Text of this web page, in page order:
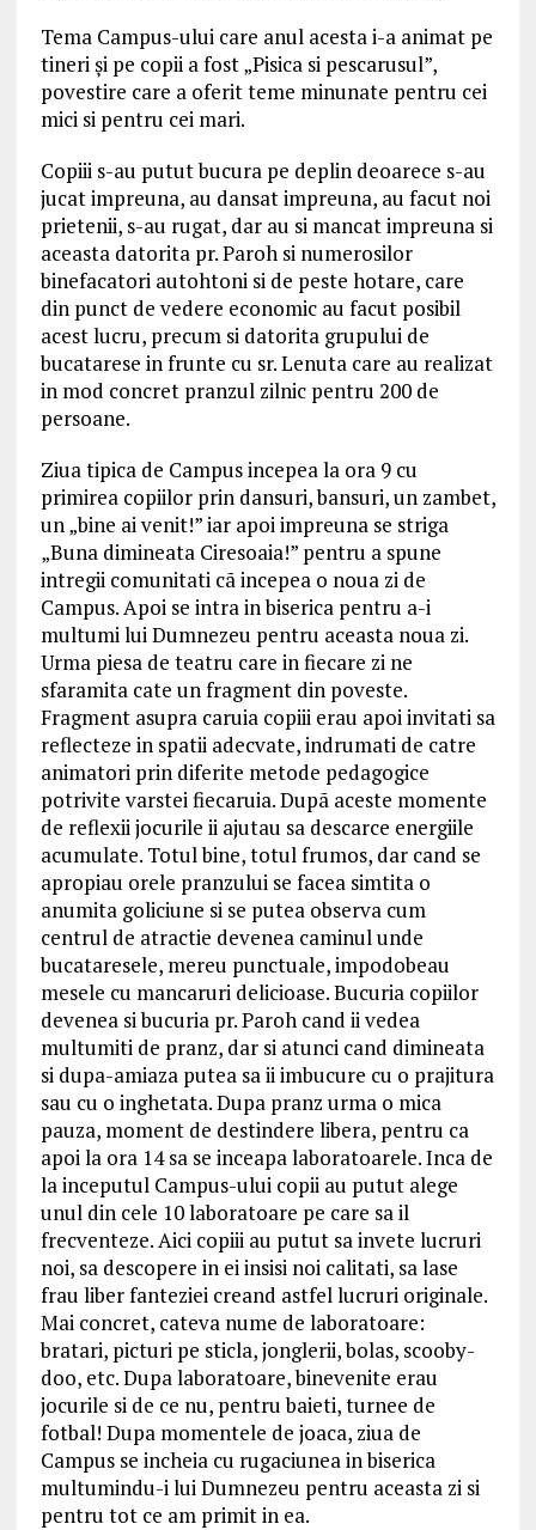
Tema Campus-ului care anul acesta i-a animat pe
tineri și pe copii a fost „Pisica si pescarusul”,
povestire care a oferit teme minunate pentru cei
mici si pentru cei mari.
Copiii s-au putut bucura pe deplin deoarece s-au
jucat impreuna, au dansat impreuna, au facut noi
prietenii, s-au rugat, dar au si mancat impreuna si
aceasta datorita pr. Paroh si numerosilor
binefacatori autohtoni si de peste hotare, care
din punct de vedere economic au facut posibil
acest lucru, precum si datorita grupului de
bucatarese in frunte cu sr. Lenuta care au realizat
in mod concret pranzul zilnic pentru 200 de
persoane.
Ziua tipica de Campus incepea la ora 9 cu
primirea copiilor prin dansuri, bansuri, un zambet,
un „bine ai venit!” iar apoi impreuna se striga
„Buna dimineata Ciresoaia!” pentru a spune
intregii comunitati cã incepea o noua zi de
Campus. Apoi se intra in biserica pentru a-i
multumi lui Dumnezeu pentru aceasta noua zi.
Urma piesa de teatru care in fiecare zi ne
sfaramita cate un fragment din poveste.
Fragment asupra caruia copiii erau apoi invitati sa
reflecteze in spatii adecvate, indrumati de catre
animatori prin diferite metode pedagogice
potrivite varstei fiecaruia. Dupã aceste momente
de reflexii jocurile ii ajutau sa descarce energiile
acumulate. Totul bine, totul frumos, dar cand se
apropiau orele pranzului se facea simtita o
anumita goliciune si se putea observa cum
centrul de atractie devenea caminul unde
bucataresele, mereu punctuale, impodobeau
mesele cu mancaruri delicioase. Bucuria copiilor
devenea si bucuria pr. Paroh cand ii vedea
multumiti de pranz, dar si atunci cand dimineata
si dupa-amiaza putea sa ii imbucure cu o prajitura
sau cu o inghetata. Dupa pranz urma o mica
pauza, moment de destindere libera, pentru ca
apoi la ora 14 sa se inceapa laboratoarele. Inca de
la inceputul Campus-ului copii au putut alege
unul din cele 10 laboratoare pe care sa il
frecventeze. Aici copiii au putut sa invete lucruri
noi, sa descopere in ei insisi noi calitati, sa lase
frau liber fanteziei creand astfel lucruri originale.
Mai concret, cateva nume de laboratoare:
bratari, picturi pe sticla, jonglerii, bolas, scooby-
doo, etc. Dupa laboratoare, binevenite erau
jocurile si de ce nu, pentru baieti, turnee de
fotbal! Dupa momentele de joaca, ziua de
Campus se incheia cu rugaciunea in biserica
multumindu-i lui Dumnezeu pentru aceasta zi si
pentru tot ce am primit in ea.